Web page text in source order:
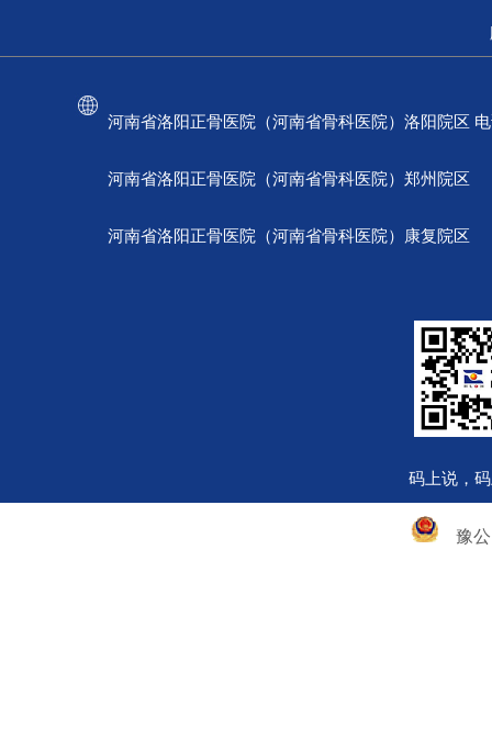
河南省洛阳正骨医院（河南省骨科医院）洛阳院区
河南省洛阳正骨医院（河南省骨科医院）郑州院区
河南省洛阳正骨医院（河南省骨科医院）康复院区
码上说，
豫公